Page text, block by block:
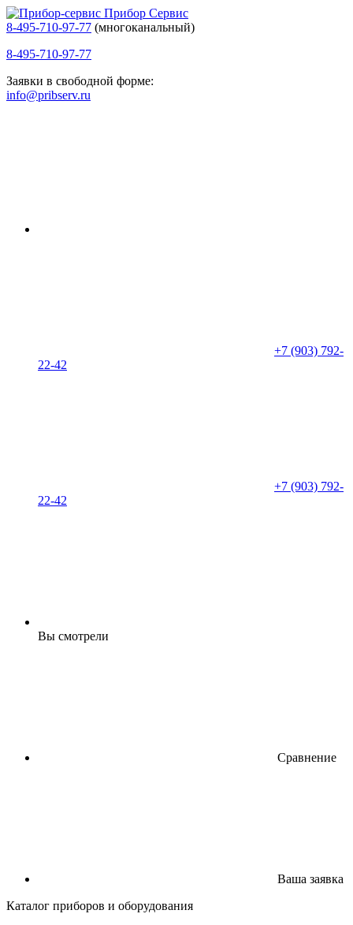
Прибор Сервис
8-495-710-97-77 (многоканальный)
8-495-710-97-77
Заявки в свободной форме:
info@pribserv.ru
+7 (903) 792-
22-42
+7 (903) 792-
22-42
Вы смотрели
Сравнение
Ваша заявка
Каталог приборов и оборудования